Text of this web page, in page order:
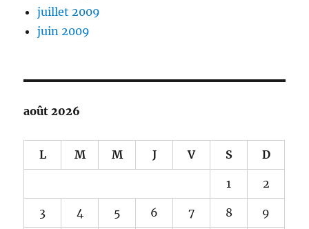
juillet 2009
juin 2009
août 2026
L M M J V S D
1 2
3 4 5 6 7 8 9